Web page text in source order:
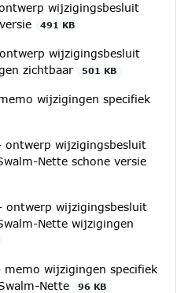
wijzigingsbesluit
491 KB
wijzigingsbesluit
zichtbaar
501 KB
wijzigingen specifiek
ontwerp wijzigingsbesluit
Nette schone versie
ontwerp wijzigingsbesluit
Nette wijzigingen
memo wijzigingen specifiek
Nette
96 KB